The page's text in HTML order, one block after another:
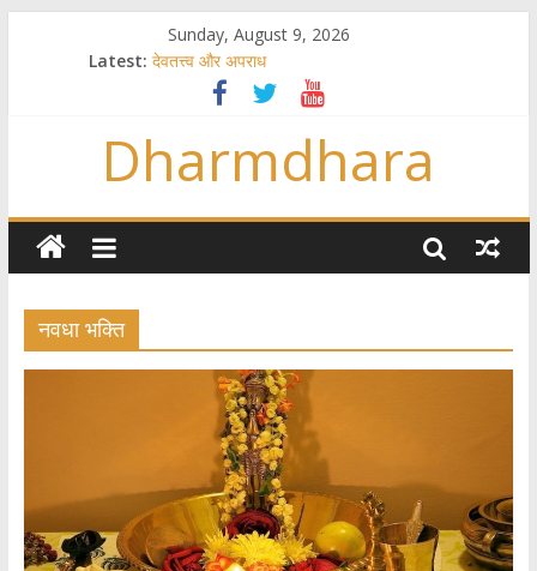
Sunday, August 9, 2026
Latest: देवतत्त्व और अपराध
स्त्रियाँ वेदाधिकारिणी क्यों नहीं हैं
विश्व का सबसे बड़ा और वैज्ञानिक समय गणना तन्त्र
तुम्हीं हो माता, पिता तुम्हीं हो ??
गौ सेवा और राजयोग
Dharmdhara
नवधा भक्ति